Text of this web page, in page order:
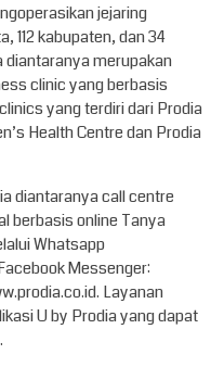
jejaring
112 kabupaten, dan 34
diantaranya merupakan
clinic yang berbasis
yang terdiri dari Prodia
Health Centre dan Prodia
diantaranya call centre
berbasis online Tanya
Whatsapp
Messenger:
Layanan
U by Prodia yang dapat